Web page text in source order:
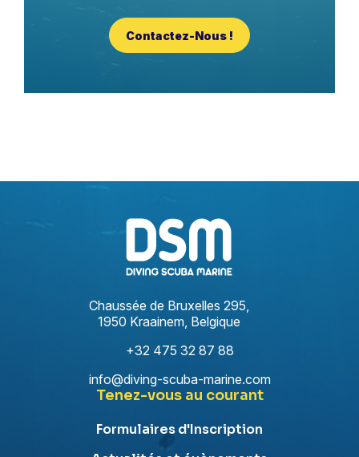
Contactez-Nous !
Chaussée de Bruxelles 295,
1950 Kraainem, Belgique
+32 475 32 87 88
info@diving-scuba-marine.com
Tenez-vous au courant
Formulaires d'Inscription